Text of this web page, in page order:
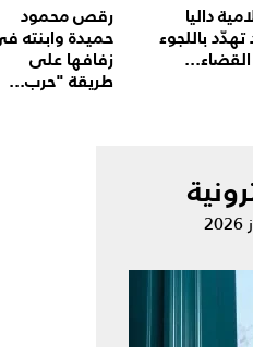
داليا
تهدّد باللجوء
رقص محمود
حميدة وابنته
زفافها على
طريقة "حرب...